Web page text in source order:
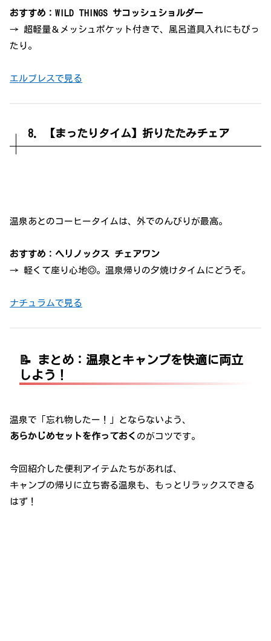
おすすめ：WILD THINGS サコッシュショルダー
→ 超軽量＆メッシュポケット付きで、風呂道具入れにもぴっ
たり。
エルブレスで見る
8. 【まったりタイム】折りたたみチェア
温泉あとのコーヒータイムは、外でのんびりが最高。
おすすめ：ヘリノックス チェアワン
→ 軽くて座り心地◎。温泉帰りの夕焼けタイムにどうぞ。
ナチュラムで見る
📝 まとめ：温泉とキャンプを快適に両立
しよう！
温泉で「忘れ物したー！」とならないよう、
あらかじめセットを作っておく のがコツです。
今回紹介した便利アイテムたちがあれば、
キャンプの帰りに立ち寄る温泉も、もっとリラックスできる
はず！